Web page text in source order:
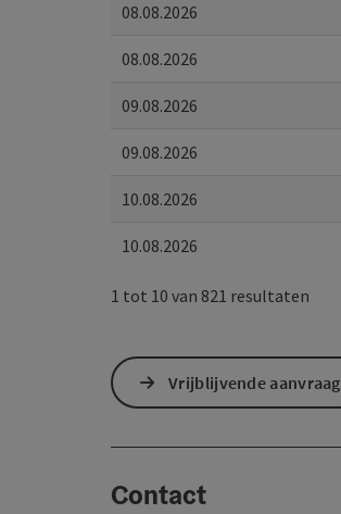
08.08.2026
08.08.2026
09.08.2026
09.08.2026
10.08.2026
10.08.2026
1 tot 10 van 821 resultaten
Vrijblijvende aanvraag
Contact